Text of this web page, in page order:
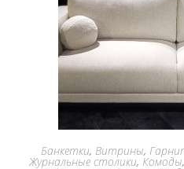
Банкетки, Витрины,
Журнальные столики, Комоды,